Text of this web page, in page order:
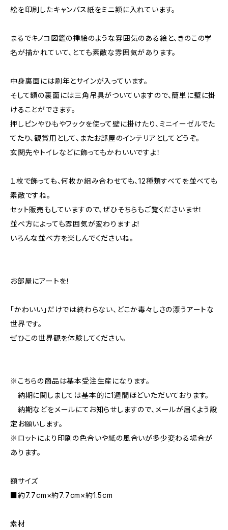
絵を印刷したキャンバス紙をミニ額に入れています。
まるでキノコ図鑑の挿絵のような雰囲気のある絵と、きのこの学
名が描かれていて、とても素敵な雰囲気があります。
中身裏面には刷年とサインが入っています。
そして額の裏面には三角吊具がついていますので、簡単に壁に掛
けることができます。
押しピンやひもやフックを使って壁に掛けたり、ミニイーゼルでた
てたり、観賞用として、またお部屋のインテリアとしてどうぞ。
玄関先やトイレなどに飾ってもかわいいですよ！
１枚で飾っても、何枚か組み合わせても、12種類すべてを並べても
素敵ですね。
セット販売もしていますので、ぜひそちらもご覧くださいませ！
並べ方によっても雰囲気が変わりますよ!
いろんな並べ方を楽しんでくださいね。
お部屋にアートを！
「かわいい」だけでは終わらない、どこか毒々しさの漂うアートな
世界です。
ぜひこの世界観を体験してください。
※こちらの商品は基本受注生産になります。
納期に関しましては基本的に1週間ほどいただいております。
納期などをメールにてお知らせしますので、メールが届くよう設
定お願いします。
※ロットにより印刷の色合いや紙の風合いが多少変わる場合が
あります。
額サイズ
■約7.7cm×約7.7cm×約1.5cm
素材